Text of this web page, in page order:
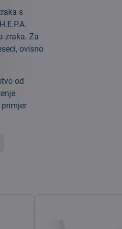
s
zraka. Za
ovisno
od